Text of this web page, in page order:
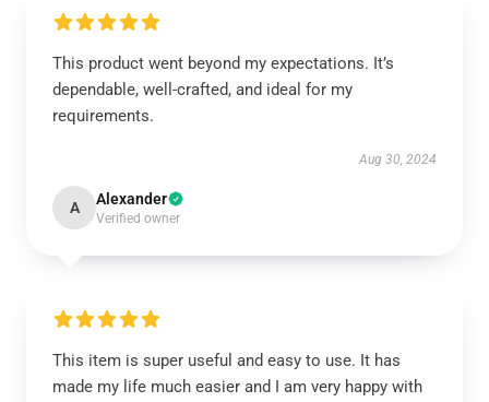
This product went beyond my expectations. It’s
dependable, well-crafted, and ideal for my
requirements.
Aug 30, 2024
A Alexander
Verified owner
This item is super useful and easy to use. It has
made my life much easier and I am very happy with